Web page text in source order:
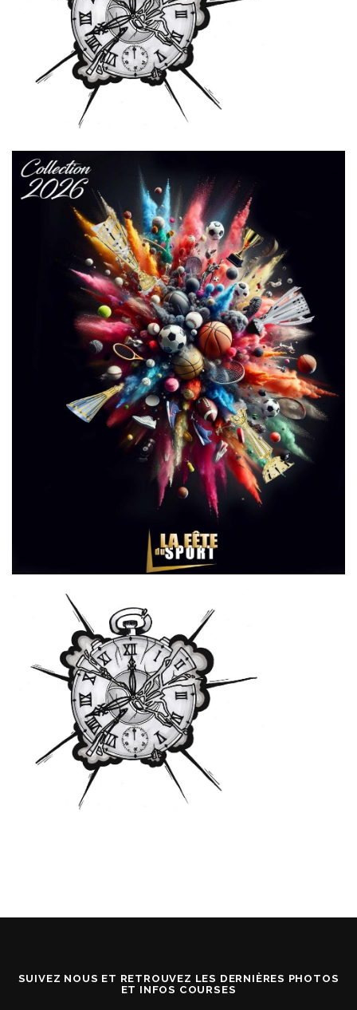
SUIVEZ NOUS ET RETROUVEZ LES DERNIÈRES PHOTOS
ET INFOS COURSES